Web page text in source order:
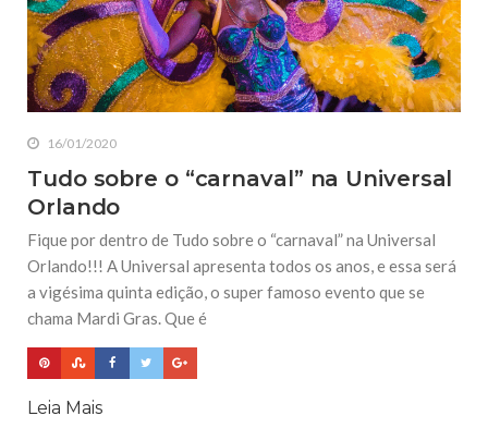
16/01/2020
Tudo sobre o “carnaval” na Universal
Orlando
Fique por dentro de Tudo sobre o “carnaval” na Universal
Orlando!!! A Universal apresenta todos os anos, e essa será
a vigésima quinta edição, o super famoso evento que se
chama Mardi Gras. Que é
Leia Mais